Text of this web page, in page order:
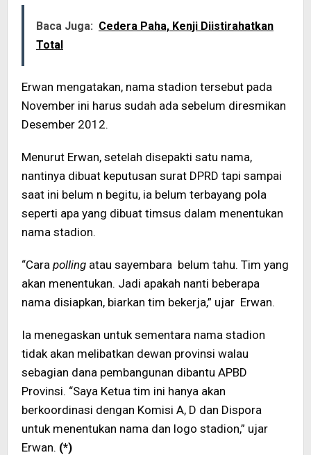
Baca Juga: Cedera Paha, Kenji Diistirahatkan
Total
Erwan mengatakan, nama stadion tersebut pada
November ini harus sudah ada sebelum diresmikan
Desember 2012.
Menurut Erwan, setelah disepakti satu nama,
nantinya dibuat keputusan surat DPRD tapi sampai
saat ini belum n begitu, ia belum terbayang pola
seperti apa yang dibuat timsus dalam menentukan
nama stadion.
“Cara polling atau sayembara belum tahu. Tim yang
akan menentukan. Jadi apakah nanti beberapa
nama disiapkan, biarkan tim bekerja,” ujar Erwan.
Ia menegaskan untuk sementara nama stadion
tidak akan melibatkan dewan provinsi walau
sebagian dana pembangunan dibantu APBD
Provinsi. “Saya Ketua tim ini hanya akan
berkoordinasi dengan Komisi A, D dan Dispora
untuk menentukan nama dan logo stadion,” ujar
Erwan. (*)